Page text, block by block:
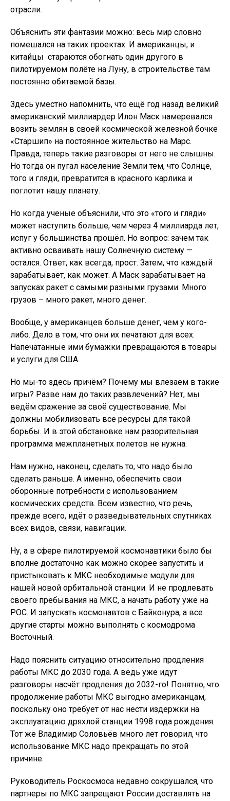
отрасли.
Объяснить эти фантазии можно: весь мир словно
помешался на таких проектах. И американцы, и
китайцы стараются обогнать один другого в
пилотируемом полёте на Луну, в строительстве там
постоянно обитаемой базы.
Здесь уместно напомнить, что ещё год назад великий
американский миллиардер Илон Маск намеревался
возить землян в своей космической железной бочке
«Старшип» на постоянное жительство на Марс.
Правда, теперь такие разговоры от него не слышны.
Но тогда он пугал население Земли тем, что Солнце,
того и гляди, превратится в красного карлика и
поглотит нашу планету.
Но когда ученые объяснили, что это «того и гляди»
может наступить больше, чем через 4 миллиарда лет,
испуг у большинства прошёл. Но вопрос: зачем так
активно осваивать нашу Солнечную систему —
остался. Ответ, как всегда, прост. Затем, что каждый
зарабатывает, как может. А Маск зарабатывает на
запусках ракет с самыми разными грузами. Много
грузов – много ракет, много денег.
Вообще, у американцев больше денег, чем у кого-
либо. Дело в том, что они их печатают для всех.
Напечатанные ими бумажки превращаются в товары
и услуги для США.
Но мы-то здесь причём? Почему мы влезаем в такие
игры? Разве нам до таких развлечений? Нет, мы
ведём сражение за своё существование. Мы
должны мобилизовать все ресурсы для такой
борьбы. И в этой обстановке нам разорительная
программа межпланетных полетов не нужна.
Нам нужно, наконец, сделать то, что надо было
сделать раньше. А именно, обеспечить свои
оборонные потребности с использованием
космических средств. Всем известно, что речь,
прежде всего, идёт о разведывательных спутниках
всех видов, связи, навигации.
Ну, а в сфере пилотируемой космонавтики было бы
вполне достаточно как можно скорее запустить и
пристыковать к МКС необходимые модули для
нашей новой орбитальной станции. И не продлевать
своего пребывания на МКС, а начать работу уже на
РОС. И запускать космонавтов с Байконура, а все
другие старты можно выполнять с космодрома
Восточный.
Надо пояснить ситуацию относительно продления
работы МКС до 2030 года. А ведь уже идут
разговоры насчёт продления до 2032-го! Понятно, что
продолжение работы МКС выгодно американцам,
поскольку оно требует от нас нести издержки на
эксплуатацию дряхлой станции 1998 года рождения.
Тот же Владимир Соловьёв много лет говорил, что
использование МКС надо прекращать по этой
причине.
Руководитель Роскосмоса недавно сокрушался, что
партнеры по МКС запрещают России доставлять на